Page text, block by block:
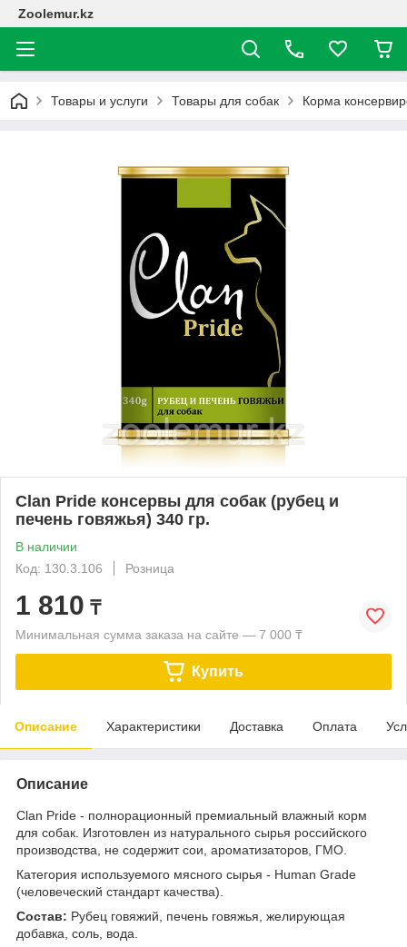
Zoolemur.kz
Товары и услуги Товары для собак Корма
Clan Pride консервы для собак (рубец и
печень говяжья) 340 гр.
В наличии
Код: 130.3.106
Розница
1 810 ₸
Минимальная сумма заказа на сайте — 7 000 ₸
Купить
Описание Характеристики Доставка Оплата
Описание
Clan Pride - полнорационный премиальный влажный корм
для собак. Изготовлен из натурального сырья российского
производства, не содержит сои, ароматизаторов, ГМО.
Категория используемого мясного сырья - Human Grade
(человеческий стандарт качества).
Состав: Рубец говяжий, печень говяжья, желирующая
добавка, соль, вода.